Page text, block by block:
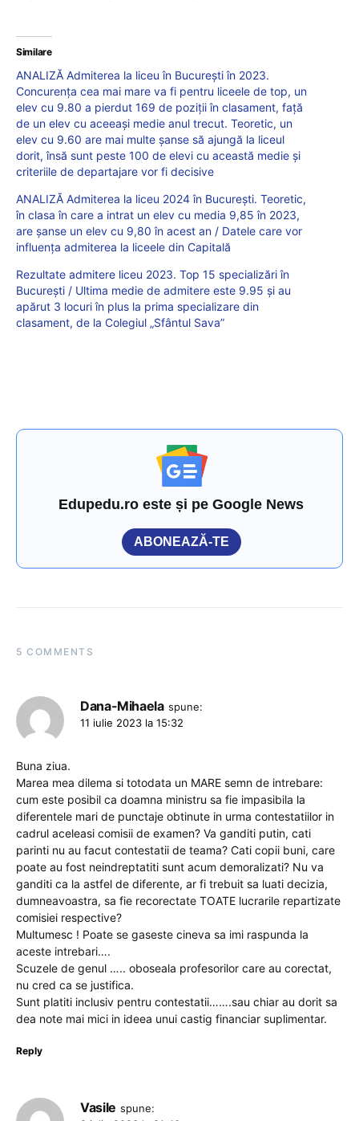
Similare
ANALIZĂ Admiterea la liceu în București în 2023.
Concurența cea mai mare va fi pentru liceele de top, un
elev cu 9.80 a pierdut 169 de poziții în clasament, față
de un elev cu aceeași medie anul trecut. Teoretic, un
elev cu 9.60 are mai multe șanse să ajungă la liceul
dorit, însă sunt peste 100 de elevi cu această medie și
criteriile de departajare vor fi decisive
ANALIZĂ Admiterea la liceu 2024 în București. Teoretic,
în clasa în care a intrat un elev cu media 9,85 în 2023,
are șanse un elev cu 9,80 în acest an / Datele care vor
influența admiterea la liceele din Capitală
Rezultate admitere liceu 2023. Top 15 specializări în
București / Ultima medie de admitere este 9.95 și au
apărut 3 locuri în plus la prima specializare din
clasament, de la Colegiul „Sfântul Sava”
Edupedu.ro este și pe Google News
ABONEAZĂ-TE
5 COMMENTS
Dana-Mihaela spune:
11 iulie 2023 la 15:32
Buna ziua.
Marea mea dilema si totodata un MARE semn de intrebare:
cum este posibil ca doamna ministru sa fie impasibila la
diferentele mari de punctaje obtinute in urma contestatiilor in
cadrul aceleasi comisii de examen? Va ganditi putin, cati
parinti nu au facut contestatii de teama? Cati copii buni, care
poate au fost neindreptatiti sunt acum demoralizati? Nu va
ganditi ca la astfel de diferente, ar fi trebuit sa luati decizia,
dumneavoastra, sa fie recorectate TOATE lucrarile repartizate
comisiei respective?
Multumesc ! Poate se gaseste cineva sa imi raspunda la
aceste intrebari….
Scuzele de genul ….. oboseala profesorilor care au corectat,
nu cred ca se justifica.
Sunt platiti inclusiv pentru contestatii…….sau chiar au dorit sa
dea note mai mici in ideea unui castig financiar suplimentar.
Reply
Vasile spune: